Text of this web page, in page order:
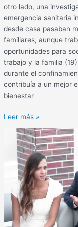
otro lado, una
emergencia sanitaria
desde casa pasaban
familiares, aunque
oportunidades para
trabajo y la familia
durante el
contribuía a un mejor
bienestar
Leer más »
Conducta
suicida:
alternativas
prevención
desde
los
entornos
laborales